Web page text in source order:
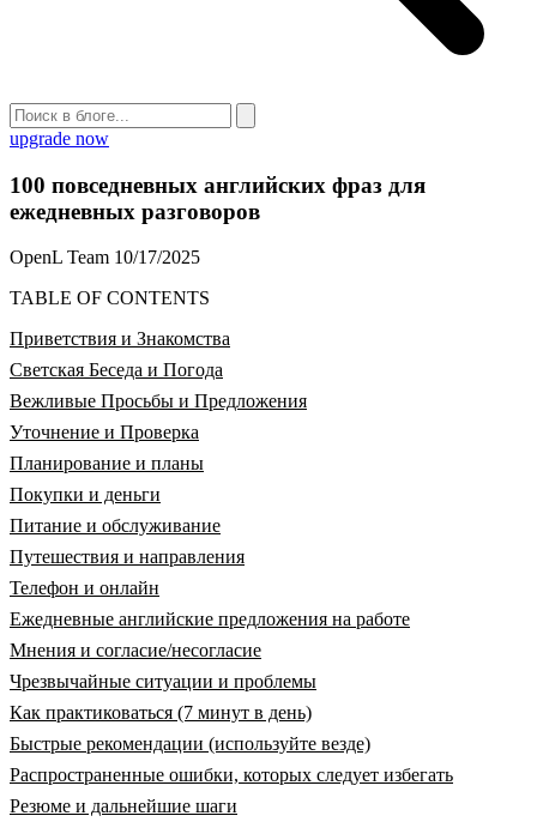
upgrade now
100 повседневных английских фраз для
ежедневных разговоров
OpenL Team 10/17/2025
TABLE OF CONTENTS
Приветствия и Знакомства
Светская Беседа и Погода
Вежливые Просьбы и Предложения
Уточнение и Проверка
Планирование и планы
Покупки и деньги
Питание и обслуживание
Путешествия и направления
Телефон и онлайн
Ежедневные английские предложения на работе
Мнения и согласие/несогласие
Чрезвычайные ситуации и проблемы
Как практиковаться (7 минут в день)
Быстрые рекомендации (используйте везде)
Распространенные ошибки, которых следует избегать
Резюме и дальнейшие шаги